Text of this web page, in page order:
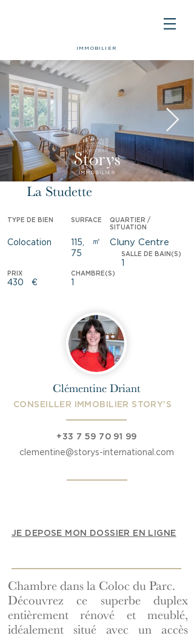
IMMOBILIER
La Studette
TYPE DE BIEN SURFACE
QUARTIER /
SITUATION
Colocation ㎡
115,
75
Cluny Centre
PRIX CHAMBRE(S)
430 €
Clémentine Driant
CONSEILLER IMMOBILIER STORY'S
+33 7 59 70 91 99
clementine@storys-international.com
SALLE DE BAIN(S)
Chambre dans la Coloc du Parc.
Découvrez ce superbe duplex
entièrement rénové et meublé,
idéalement situé avec un accès
JE DEPOSE MON DOSSIER EN LIGNE